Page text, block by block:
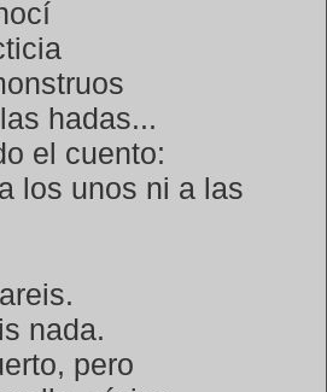
hadas...
el cuento:
los unos ni a las
nada.
pero